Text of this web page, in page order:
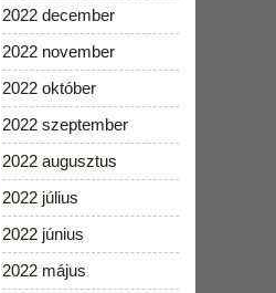
2022 december
2022 november
2022 október
2022 szeptember
2022 augusztus
2022 július
2022 június
2022 május